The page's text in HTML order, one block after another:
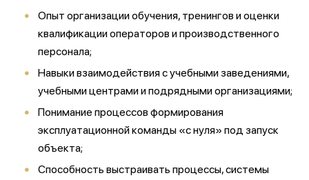
Опыт организации обучения, тренингов и оценки
квалификации операторов и производственного
персонала;
Навыки взаимодействия с учебными заведениями,
учебными центрами и подрядными организациями;
Понимание процессов формирования
эксплуатационной команды «с нуля» под запуск
объекта;
Способность выстраивать процессы, системы